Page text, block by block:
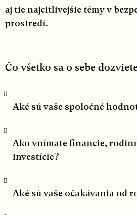
aj tie najcitlivejšie témy v
prostredí.
Čo všetko sa o sebe
Aké sú vaše spoločné
Ako vnímate financie,
investície?
Aké sú vaše očakávania od